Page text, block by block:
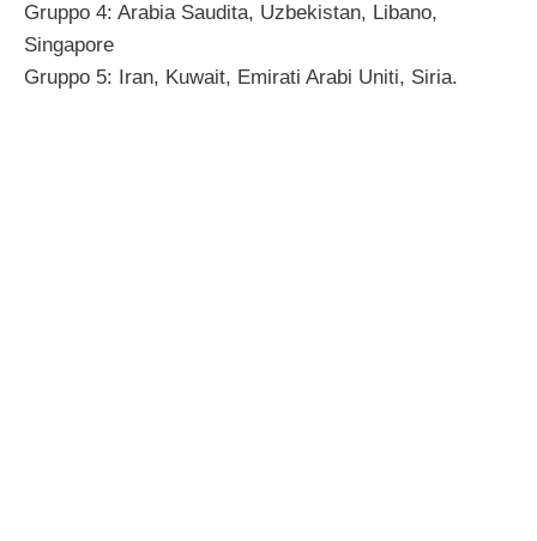
Gruppo 4: Arabia Saudita, Uzbekistan, Libano,
Singapore
Gruppo 5: Iran, Kuwait, Emirati Arabi Uniti, Siria.